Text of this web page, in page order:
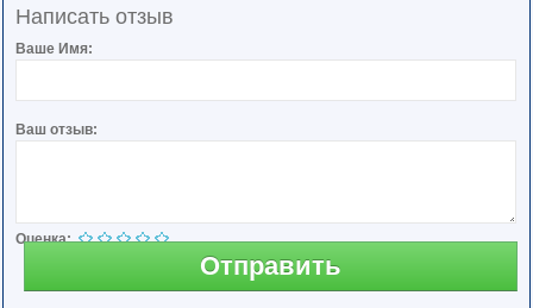
Написать отзыв
Ваше Имя:
Ваш отзыв:
Оценка:
Отправить